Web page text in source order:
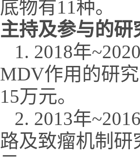
底物有11种。
主持及参与的研
1. 2018年
MDV作用的研
15万元。
2. 2013年
路及致瘤机制研